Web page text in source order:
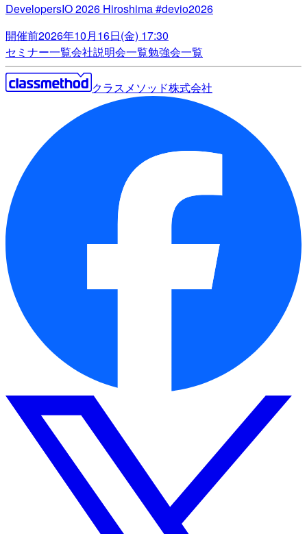
DevelopersIO 2026 Hiroshima #devio2026
開催前2026年10月16日(金) 17:30
セミナー一覧会社説明会一覧勉強会一覧
クラスメソッド株式会社